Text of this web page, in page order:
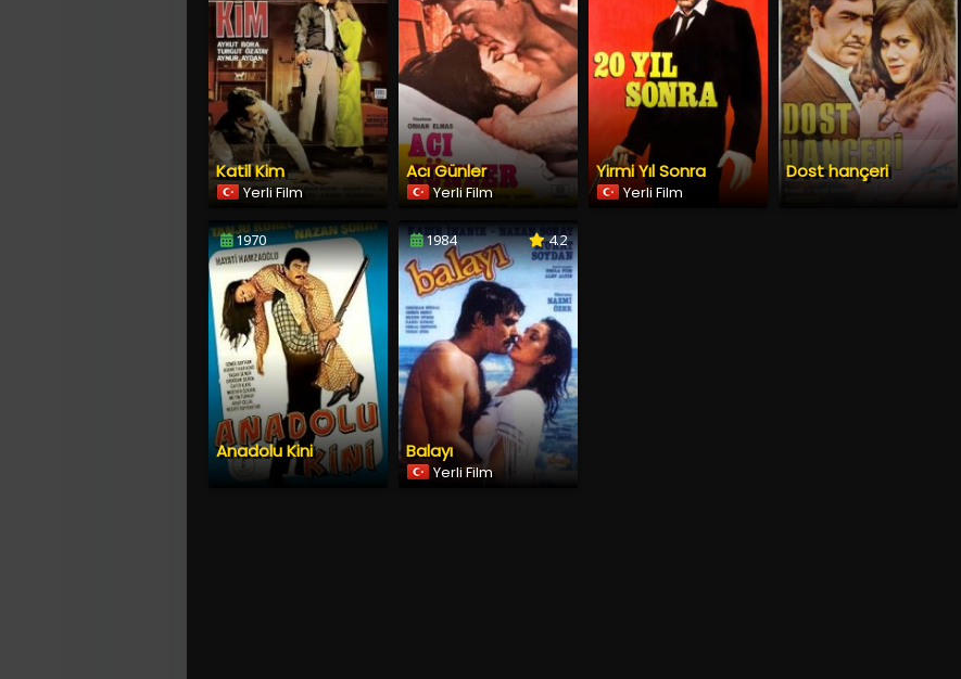
Katil Kim
Yerli Film
Acı Günler
Yerli Film
Yirmi Yıl Sonra
Yerli Film
Dost hançeri
1970
Anadolu Kini
1984 4.2
Balayı
Yerli Film